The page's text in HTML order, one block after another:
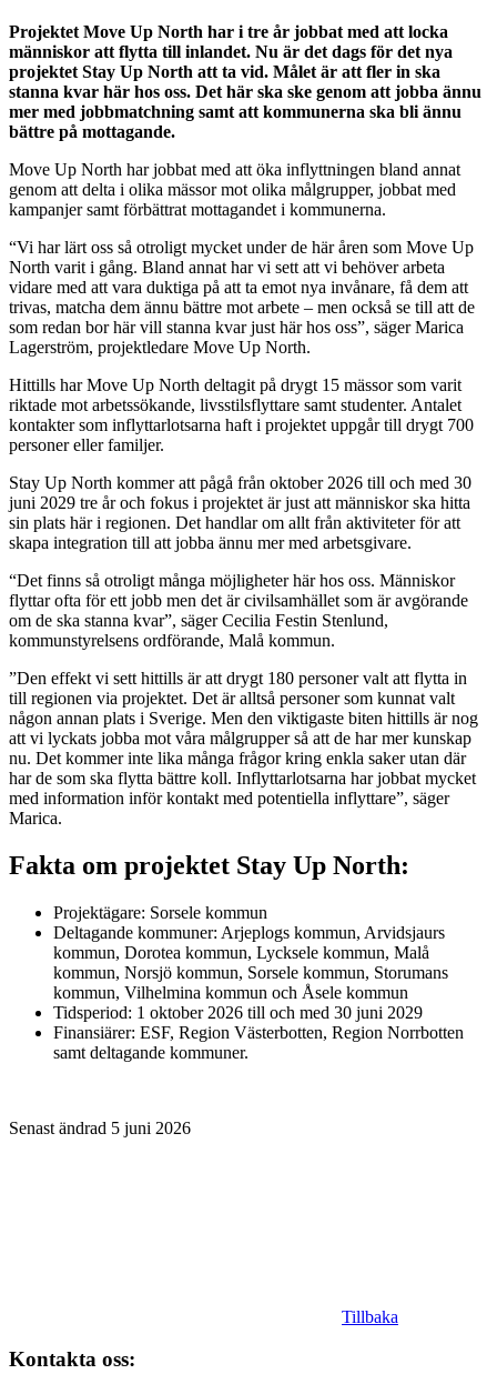
Projektet Move Up North har i tre år jobbat med att locka
människor att flytta till inlandet. Nu är det dags för det nya
projektet Stay Up North att ta vid. Målet är att fler in ska
stanna kvar här hos oss. Det här ska ske genom att jobba ännu
mer med jobbmatchning samt att kommunerna ska bli ännu
bättre på mottagande.
Move Up North har jobbat med att öka inflyttningen bland annat
genom att delta i olika mässor mot olika målgrupper, jobbat med
kampanjer samt förbättrat mottagandet i kommunerna.
“Vi har lärt oss så otroligt mycket under de här åren som Move Up
North varit i gång. Bland annat har vi sett att vi behöver arbeta
vidare med att vara duktiga på att ta emot nya invånare, få dem att
trivas, matcha dem ännu bättre mot arbete – men också se till att de
som redan bor här vill stanna kvar just här hos oss”, säger Marica
Lagerström, projektledare Move Up North.
Hittills har Move Up North deltagit på drygt 15 mässor som varit
riktade mot arbetssökande, livsstilsflyttare samt studenter. Antalet
kontakter som inflyttarlotsarna haft i projektet uppgår till drygt 700
personer eller familjer.
Stay Up North kommer att pågå från oktober 2026 till och med 30
juni 2029 tre år och fokus i projektet är just att människor ska hitta
sin plats här i regionen. Det handlar om allt från aktiviteter för att
skapa integration till att jobba ännu mer med arbetsgivare.
“Det finns så otroligt många möjligheter här hos oss. Människor
flyttar ofta för ett jobb men det är civilsamhället som är avgörande
om de ska stanna kvar”, säger Cecilia Festin Stenlund,
kommunstyrelsens ordförande, Malå kommun.
”Den effekt vi sett hittills är att drygt 180 personer valt att flytta in
till regionen via projektet. Det är alltså personer som kunnat valt
någon annan plats i Sverige. Men den viktigaste biten hittills är nog
att vi lyckats jobba mot våra målgrupper så att de har mer kunskap
nu. Det kommer inte lika många frågor kring enkla saker utan där
har de som ska flytta bättre koll. Inflyttarlotsarna har jobbat mycket
med information inför kontakt med potentiella inflyttare”, säger
Marica.
Fakta om projektet Stay Up North:
Projektägare: Sorsele kommun
Deltagande kommuner: Arjeplogs kommun, Arvidsjaurs
kommun, Dorotea kommun, Lycksele kommun, Malå
kommun, Norsjö kommun, Sorsele kommun, Storumans
kommun, Vilhelmina kommun och Åsele kommun
Tidsperiod: 1 oktober 2026 till och med 30 juni 2029
Finansiärer: ESF, Region Västerbotten, Region Norrbotten
samt deltagande kommuner.
Senast ändrad 5 juni 2026
Tillbaka
Kontakta oss: